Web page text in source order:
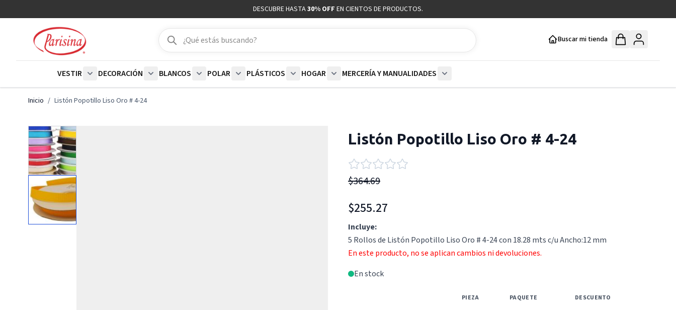
DESCUBRE HASTA30% OFF EN CIENTOS DE PRODUCTOS.
Buscar
Buscar
Buscar mi tienda
VESTIR
DECORACIÓN
BLANCOS
POLAR
PLÁSTICOS
HOGAR
MERCERÍA Y MANUALIDADES
Inicio / Listón Popotillo Liso Oro # 4-24
Listón Popotillo Liso Oro # 4-24
$364.69
$255.27
Incluye:
5 Rollos de Listón Popotillo Liso Oro # 4-24 con 18.28 mts c/u Ancho:12 mm
En este producto, no se aplican cambios ni devoluciones.
En stock
PIEZA PAQUETE DESCUENTO